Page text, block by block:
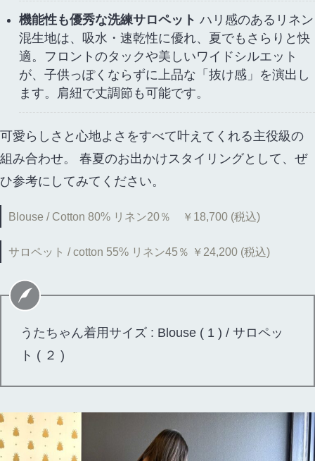
機能性も優秀な洗練サロペット ハリ感のあるリネン
混生地は、吸水・速乾性に優れ、夏でもさらりと快
適。フロントのタックや美しいワイドシルエット
が、子供っぽくならずに上品な「抜け感」を演出し
ます。肩紐で丈調節も可能です。
可愛らしさと心地よさをすべて叶えてくれる主役級の
組み合わせ。 春夏のお出かけスタイリングとして、ぜ
ひ参考にしてみてください。
Blouse / Cotton 80% リネン20％ ￥18,700 (税込)
サロペット / cotton 55% リネン45％ ￥24,200 (税込)
うたちゃん着用サイズ : Blouse ( 1 ) / サロペッ
ト ( ２ )